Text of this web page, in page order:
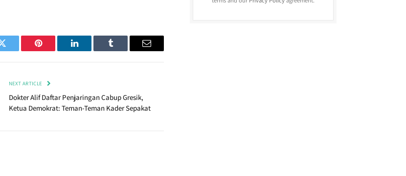
Twitter Pinterest LinkedIn Tumblr Email
NEXT ARTICLE
Dokter Alif Daftar Penjaringan Cabup Gresik,
Ketua Demokrat: Teman-Teman Kader Sepakat